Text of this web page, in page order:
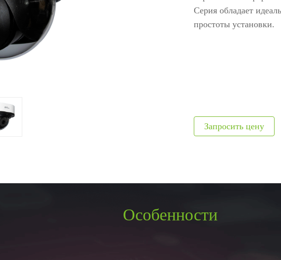
POS периферия
Антикражное
оборудование
Интегрируемые модули
Серия обладает
простоты установки.
Особенности